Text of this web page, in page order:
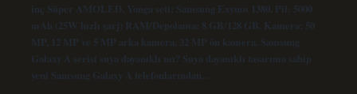
inç Süper AMOLED. Yonga seti: Samsung Exynos 1380. Pil: 5000
mAh (25W hızlı şarj) RAM/Depolama: 8 GB/128 GB. Kamera: 50
MP, 12 MP ve 5 MP arka kamera, 32 MP ön kamera. Samsung
Galaxy A serisi suya dayanıklı mı? Suya dayanıklı tasarıma sahip
yeni Samsung Galaxy A telefonlarından…